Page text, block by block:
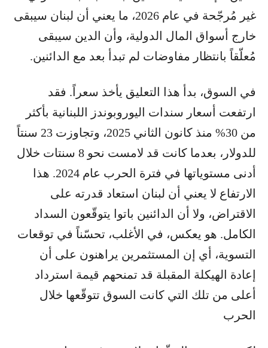
غير مُرجّحة في عام 2026، ما يعني أن لبنان سيبقى
خارج أسواق المال الدولية، وأن الدين سيبقى
مُعلّقاً بانتظار مفاوضات لم تبدأ بعد مع الدائنين.
في السوق، بدأ هذا التعليق يأخذ سعراً. فقد
ارتفعت أسعار سندات اليوروبوندز اللبنانية بأكثر
من 30% منذ كانون الثاني 2025، وتجاوزت 23 سنتاً
للدولار، بعدما كانت قد لامست نحو 8 سنتات خلال
أدنى مستوياتها في فترة الحرب عام 2024. هذا
الارتفاع لا يعني أن لبنان استعاد قدرته على
الاقتراض، ولا أن الدائنين باتوا يتوقّعون السداد
الكامل. هو يعكس، في الأغلب، تحسّناً في توقعات
التسوية، أي إن المستثمرين يراهنون على أن
إعادة الهيكلة المقبلة قد تمنحهم قيمة استرداد
أعلى من تلك التي كانت السوق تتوقّعها خلال
الحرب